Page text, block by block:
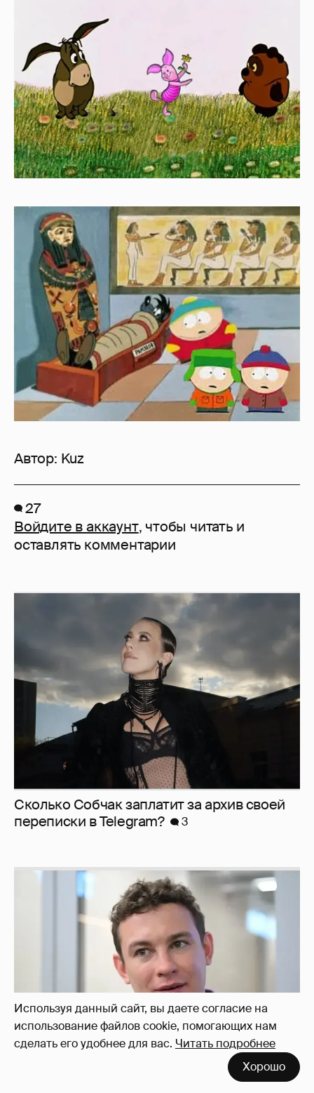
Используя данный сайт, вы даете согласие на
использование файлов cookie, помогающих нам
сделать его удобнее для вас. Читать подробнее
Хорошо
Автор: Kuz
27
Войдите в аккаунт, чтобы читать и
оставлять комментарии
Сколько Собчак заплатит за архив своей
перeписки в Telegram?
3
Никита Кологривый высказался насчёт